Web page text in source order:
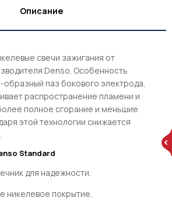
Описание
свечи зажигания от
Denso. Особенность
образный паз бокового электрода,
распространение пламени и
полное сгорание и меньшие
этой технологии снижается
Standard
для надежности.
никелевое покрытие.